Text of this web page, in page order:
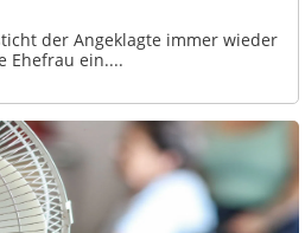
der Angeklagte immer wieder
Ehefrau ein....